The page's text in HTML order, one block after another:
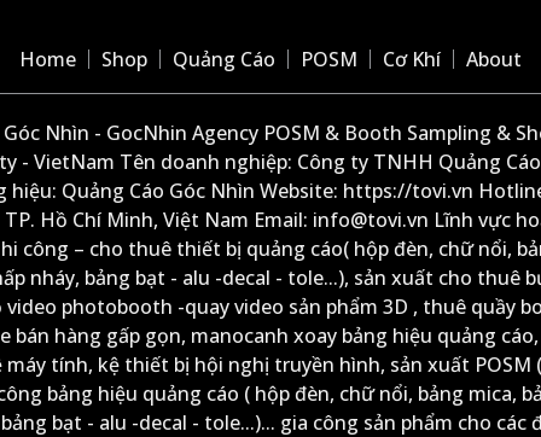
Home Shop Quảng Cáo POSM Cơ Khí About
Nhìn - GocNhin Agency POSM & Booth Sampling &
- VietNam Tên doanh nghiệp: Công ty TNHH Quảng
Quảng Cáo Góc Nhìn Website: https://tovi.vn
Hồ Chí Minh, Việt Nam Email: info@tovi.vn Lĩnh vực
công – cho thuê thiết bị quảng cáo( hộp đèn, chữ nổi,
nháy, bảng bạt - alu -decal - tole...), sản xuất cho thuê
photobooth -quay video sản phẩm 3D , thuê quầy
bán hàng gấp gọn, manocanh xoay bảng hiệu quảng
tính, kệ thiết bị hội nghị truyền hình, sản xuất POSM
bảng hiệu quảng cáo ( hộp đèn, chữ nổi, bảng mica,
bạt - alu -decal - tole...)... gia công sản phẩm cho các